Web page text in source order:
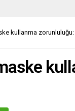
(Die Linke) isimli
kullanma zorunluluğu: